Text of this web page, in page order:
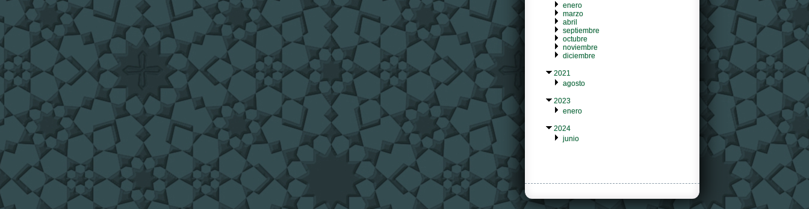
enero
marzo
abril
septiembre
octubre
noviembre
diciembre
2021
agosto
2023
enero
2024
junio